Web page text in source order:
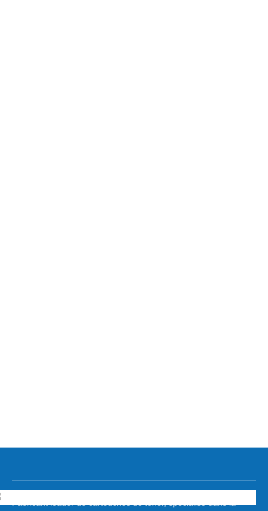
Fabricant leader de cartouches de toner, spécialisé dans la